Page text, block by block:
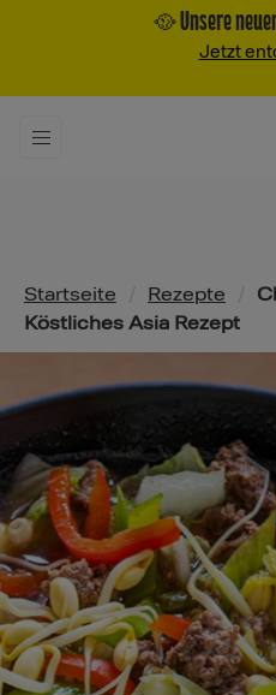
🥘 Unsere
Jetzt
Pfadnavigation
Startseite Rezepte
Köstliches Asia Rezept